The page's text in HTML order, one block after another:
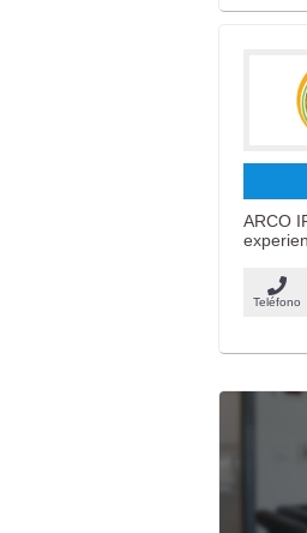
ARCO
Teléfono